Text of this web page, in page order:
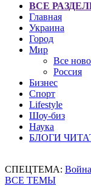
ВСЕ
Главная
Украина
Город
Мир
Все
Россия
Бизнес
Спорт
Lifestyle
Шоу-биз
Наука
БЛОГИ
СПЕЦТЕМА:
ВСЕ ТЕМЫ